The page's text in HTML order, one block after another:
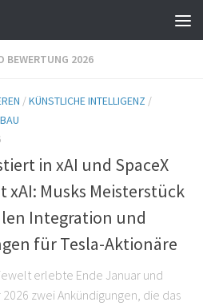
BEWERTUNG 2026
/KÜNSTLICHE INTELLIGENZ /
in xAI und SpaceX
xAI: Musks Meisterstück
Integration und
für Tesla-Aktionäre
erlebte Ende Januar und
2026 zwei Ankündigungen, die das